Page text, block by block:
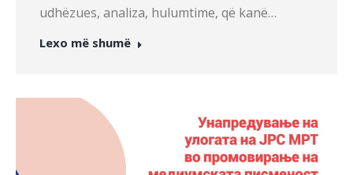
udhëzues, analiza, hulumtime, që kanë…
Lexo më shumë